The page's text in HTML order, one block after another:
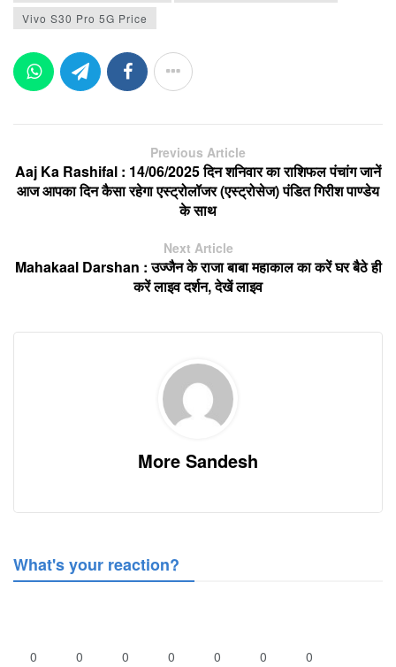
Vivo S30 Pro 5G Price
Previous Article
Aaj Ka Rashifal : 14/06/2025 दिन शनिवार का राशिफल पंचांग जानें
आज आपका दिन कैसा रहेगा एस्ट्रोलॉजर (एस्ट्रोसेज) पंडित गिरीश पाण्डेय
के साथ
Next Article
Mahakaal Darshan : उज्जैन के राजा बाबा महाकाल का करें घर बैठे ही
करें लाइव दर्शन, देखें लाइव
More Sandesh
What's your reaction?
0 0 0 0 0 0 0